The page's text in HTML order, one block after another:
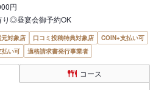
円
り◎昼宴会御予約OK
元対象店 口コミ投稿特典対象店
COIN+支払い可
払い可 適格請求書発行事業者
コース